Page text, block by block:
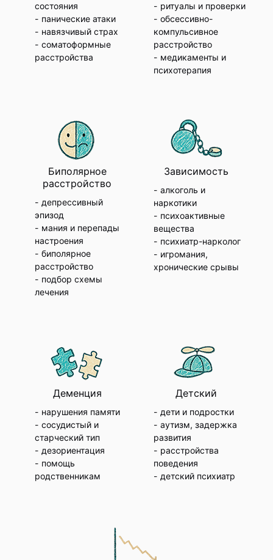
состояния
панические атаки
навязчивый страх
соматоформные
расстройства
ритуалы и проверки
обсессивно-
компульсивное
расстройство
медикаменты и
психотерапия
Биполярное
расстройство
депрессивный
эпизод
мания и перепады
настроения
биполярное
расстройство
подбор схемы
лечения
Зависимость
алкоголь и
наркотики
психоактивные
вещества
психиатр-нарколог
игромания,
хронические срывы
Деменция
нарушения памяти
сосудистый и
старческий тип
дезориентация
помощь
родственникам
Детский
дети и подростки
аутизм, задержка
развития
расстройства
поведения
детский психиатр